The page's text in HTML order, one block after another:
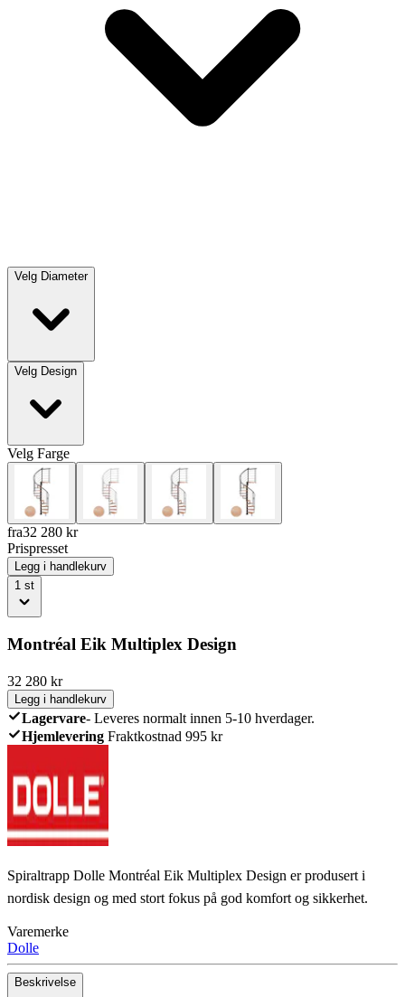
Velg Diameter
Velg Design
Velg Farge
fra32 280 kr
Prispresset
Legg i handlekurv
1 st
Montréal Eik Multiplex Design
32 280 kr
Legg i handlekurv
Lagervare- Leveres normalt innen 5-10 hverdager.
Hjemlevering Fraktkostnad 995 kr
Spiraltrapp Dolle Montréal Eik Multiplex Design er produsert i
nordisk design og med stort fokus på god komfort og sikkerhet.
Varemerke
Dolle
Beskrivelse